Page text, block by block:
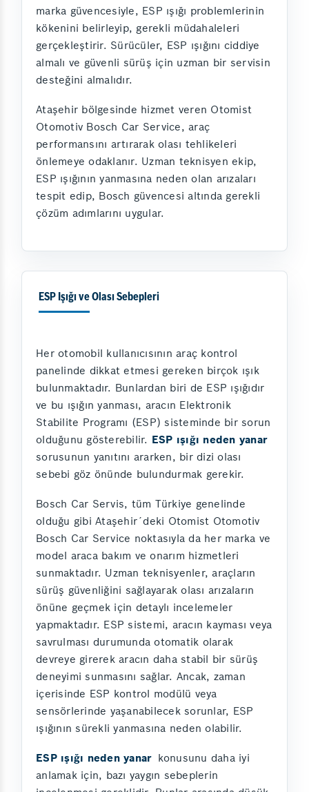
marka güvencesiyle, ESP ışığı problemlerinin
kökenini belirleyip, gerekli müdahaleleri
gerçekleştirir. Sürücüler, ESP ışığını ciddiye
almalı ve güvenli sürüş için uzman bir servisin
desteğini almalıdır.
Ataşehir bölgesinde hizmet veren Otomist
Otomotiv Bosch Car Service, araç
performansını artırarak olası tehlikeleri
önlemeye odaklanır. Uzman teknisyen ekip,
ESP ışığının yanmasına neden olan arızaları
tespit edip, Bosch güvencesi altında gerekli
çözüm adımlarını uygular.
ESP Işığı ve Olası Sebepleri
Her otomobil kullanıcısının araç kontrol
panelinde dikkat etmesi gereken birçok ışık
bulunmaktadır. Bunlardan biri de ESP ışığıdır
ve bu ışığın yanması, aracın Elektronik
Stabilite Programı (ESP) sisteminde bir sorun
olduğunu gösterebilir. ESP ışığı neden yanar
sorusunun yanıtını ararken, bir dizi olası
sebebi göz önünde bulundurmak gerekir.
Bosch Car Servis, tüm Türkiye genelinde
olduğu gibi Ataşehir´deki Otomist Otomotiv
Bosch Car Service noktasıyla da her marka ve
model araca bakım ve onarım hizmetleri
sunmaktadır. Uzman teknisyenler, araçların
sürüş güvenliğini sağlayarak olası arızaların
önüne geçmek için detaylı incelemeler
yapmaktadır. ESP sistemi, aracın kayması veya
savrulması durumunda otomatik olarak
devreye girerek aracın daha stabil bir sürüş
deneyimi sunmasını sağlar. Ancak, zaman
içerisinde ESP kontrol modülü veya
sensörlerinde yaşanabilecek sorunlar, ESP
ışığının sürekli yanmasına neden olabilir.
ESP ışığı neden yanar konusunu daha iyi
anlamak için, bazı yaygın sebeplerin